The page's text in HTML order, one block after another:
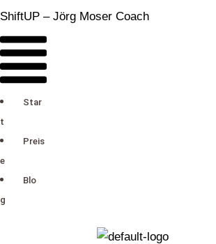
ShiftUP – Jörg Moser Coach
M
e
n
ü
Star
t
Preis
e
Blo
g